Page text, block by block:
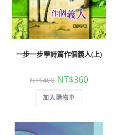
一步一步學詩篇作個義人(上)
NT$400 NT$360
加入購物車